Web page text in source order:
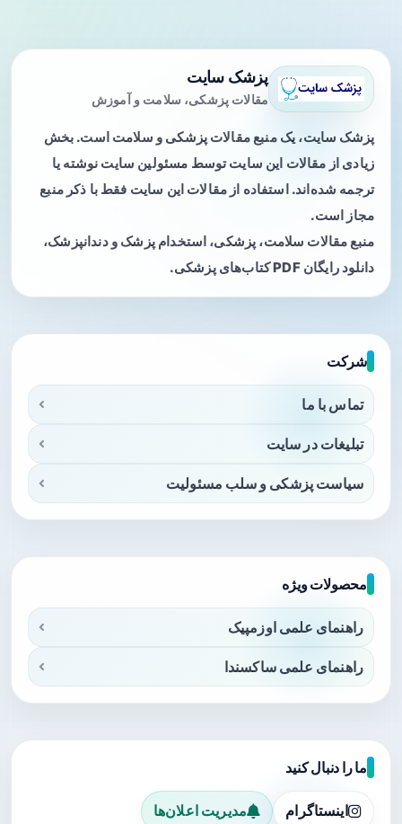
پزشک سایت
مقالات پزشکی، سلامت و آموزش
پزشک سایت، یک منبع مقالات پزشکی و سلامت است. بخش
زیادی از مقالات این سایت توسط مسئولین سایت نوشته یا
ترجمه شده‌اند. استفاده از مقالات این سایت فقط با ذکر منبع
مجاز است.
منبع مقالات سلامت، پزشکی، استخدام پزشک و دندانپزشک،
دانلود رایگان PDF کتاب‌های پزشکی.
شرکت
تماس با ما
تبلیغات در سایت
سیاست پزشکی و سلب مسئولیت
محصولات ویژه
راهنمای علمی اوزمپیک
راهنمای علمی ساکسندا
ما را دنبال کنید
اینستاگرام مدیریت اعلان‌ها